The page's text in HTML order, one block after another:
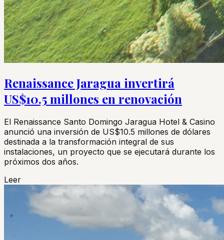
Renaissance Jaragua invertirá
US$10.5 millones en renovación
El Renaissance Santo Domingo Jaragua Hotel & Casino
anunció una inversión de US$10.5 millones de dólares
destinada a la transformación integral de sus
instalaciones, un proyecto que se ejecutará durante los
próximos dos años.
Leer